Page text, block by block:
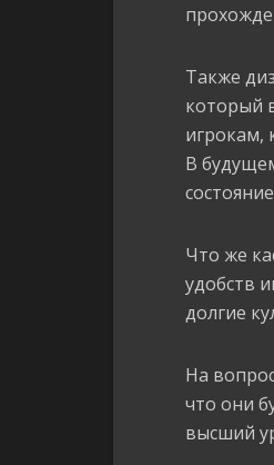
Также
который
игрокам,
В
Что же
удобств
долгие
На
что они
высший